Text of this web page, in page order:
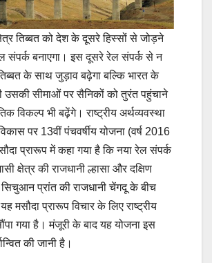
तिब्बत को देश के दूसरे हिस्सों से जोड़ने
संपर्क बनाएगा। इस दूसरे रेल संपर्क से न
के साथ जुड़ाव बढ़ेगा बल्कि भारत के
उसकी सीमाओं पर सैनिकों को तुरंत पहुंचाने
विकल्प भी बढ़ेंगे। राष्ट्रीय अर्थव्यवस्था
पर 13वीं पंचवर्षीय योजना (वर्ष 2016
प्रारूप में कहा गया है कि नया रेल संपर्क
क्षेत्र की राजधानी ल्हासा और दक्षिण
सिचुआन प्रांत की राजधानी चेंगदू के बीच
मसौदा प्रारूप विचार के लिए राष्ट्रीय
गया है। मंजूरी के बाद यह योजना इस
की जानी है।